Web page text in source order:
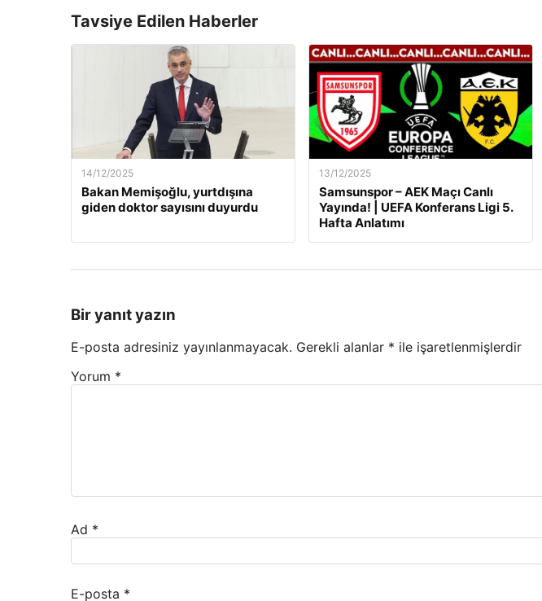
Tavsiye Edilen Haberler
14/12/2025
Bakan Memişoğlu, yurtdışına
giden doktor sayısını duyurdu
13/12/2025
Samsunspor – AEK Maçı Canlı
Yayında! | UEFA Konferans Ligi 5.
Hafta Anlatımı
Bir yanıt yazın
E-posta adresiniz yayınlanmayacak. Gerekli alanlar * ile işaretlenmişlerdir
Yorum *
Ad *
E-posta *